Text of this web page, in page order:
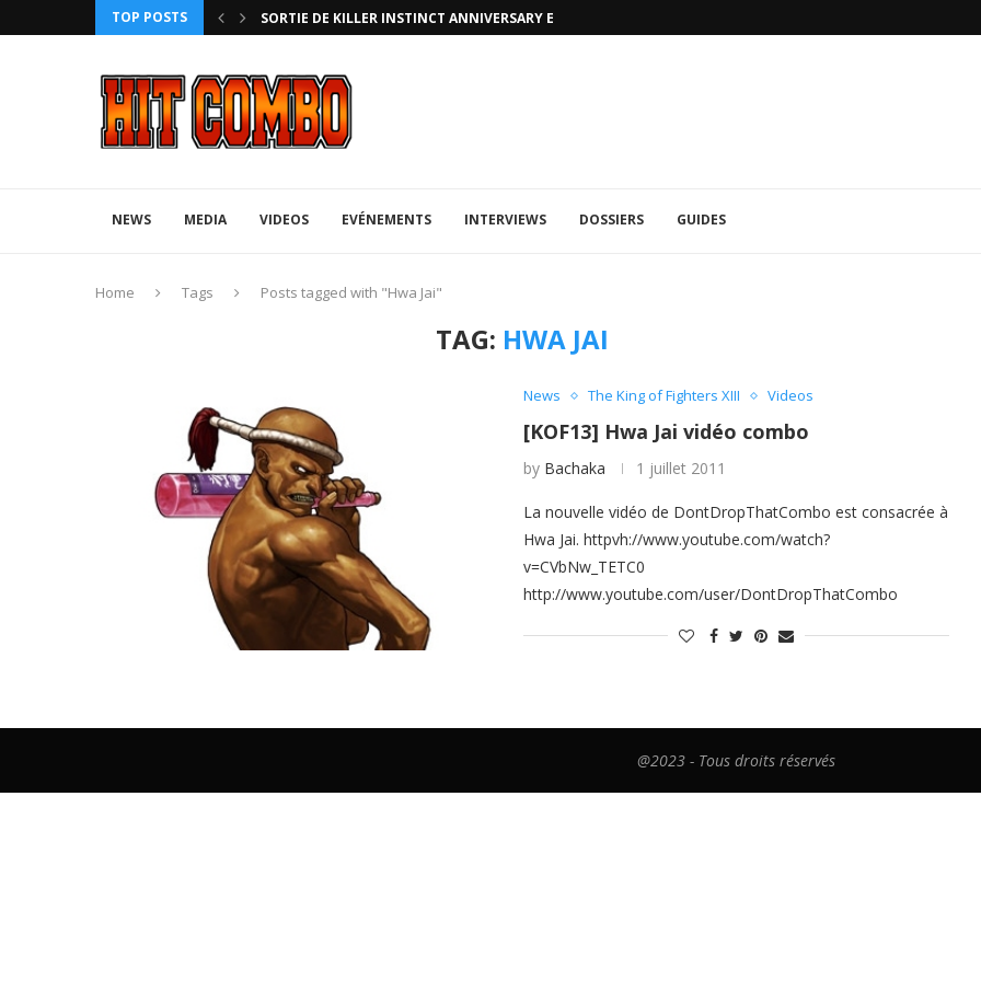
TOP POSTS
AVEC ROLLBACK... SORTIE DE KILLER INSTINCT ANNIVERSARY EDITION
NEWS MEDIA VIDEOS EVÉNEMENTS INTERVIEWS DOSSIERS GUIDES
Home Tags Posts tagged with "Hwa Jai"
TAG: HWA JAI
News The King of Fighters XIII Videos
[KOF13] Hwa Jai vidéo combo
by Bachaka 1 juillet 2011
La nouvelle vidéo de DontDropThatCombo est consacrée à
Hwa Jai. httpvh://www.youtube.com/watch?
v=CVbNw_TETC0
http://www.youtube.com/user/DontDropThatCombo
@2023 - Tous droits réservés